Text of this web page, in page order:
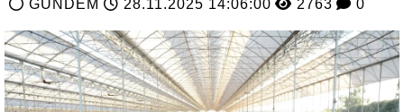
GÜNDEM 28.11.2025 14:06:00 2763 0